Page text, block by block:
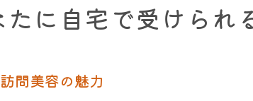
お客様の
に自宅で受けられ
問美容の魅力